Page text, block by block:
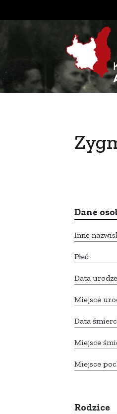
Dane
Inne
Płeć:
Data
Miejsce
Data
Miejsce
Miejsce
Rodzice